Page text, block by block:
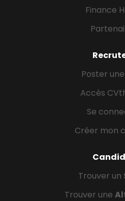
Finance
Poster
Accès
Se
Créer mon
Trouver un
Trouver une